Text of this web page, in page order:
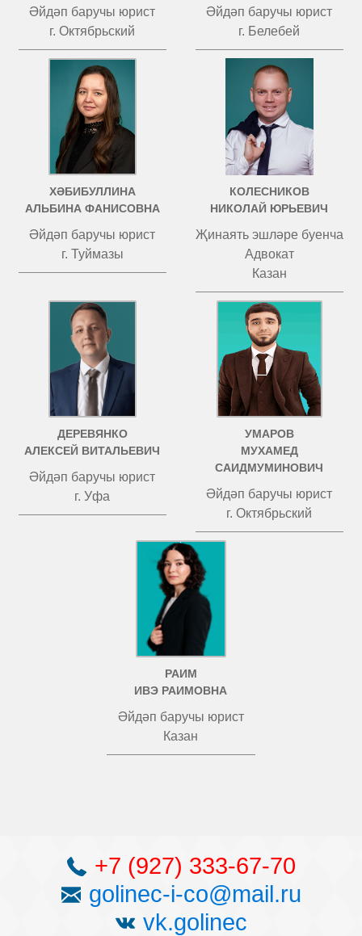
Әйдәп баручы юрист
г. Октябрьский
Әйдәп баручы юрист
г. Белебей
ХӘБИБУЛЛИНА
АЛЬБИНА ФАНИСОВНА
Әйдәп баручы юрист
г. Туймазы
КОЛЕСНИКОВ
НИКОЛАЙ ЮРЬЕВИЧ
Җинаять эшләре буенча
Адвокат
Казан
ДЕРЕВЯНКО
АЛЕКСЕЙ ВИТАЛЬЕВИЧ
Әйдәп баручы юрист
г. Уфа
УМАРОВ
МУХАМЕД
САИДМУМИНОВИЧ
Әйдәп баручы юрист
г. Октябрьский
РАИМ
ИВЭ РАИМОВНА
Әйдәп баручы юрист
Казан
+7 (927) 333-67-70
golinec-i-co@mail.ru
vk.golinec